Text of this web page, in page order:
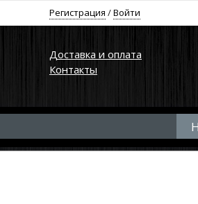
Регистрация /Войти
Доставка и оплата
Контакты